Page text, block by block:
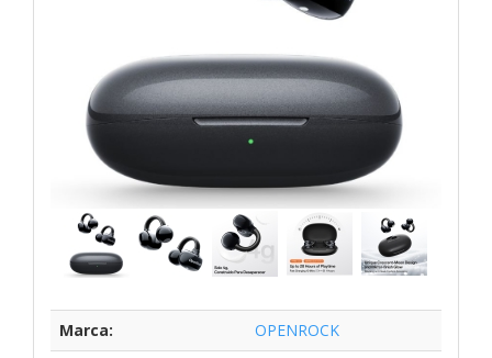
Marca:
OPENROCK